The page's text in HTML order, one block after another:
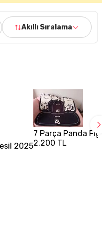
Akıllı Sıralama
2025
7 Parça Panda
2.200 TL